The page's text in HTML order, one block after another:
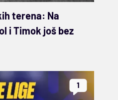
terena: Na
i Timok još bez
1